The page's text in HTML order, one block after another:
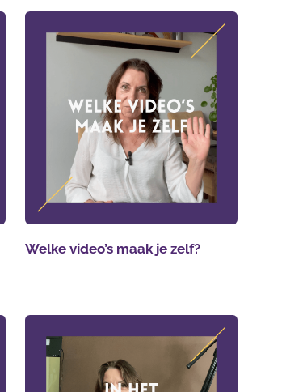
Welke video’s maak je zelf?